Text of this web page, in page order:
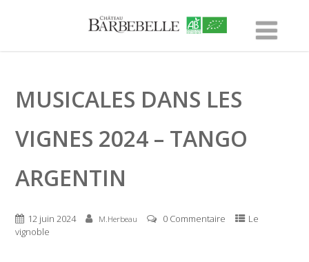
MUSICALES DANS LES
VIGNES 2024 – TANGO
ARGENTIN
12 juin 2024 M.Herbeau 0 Commentaire
Le
vignoble